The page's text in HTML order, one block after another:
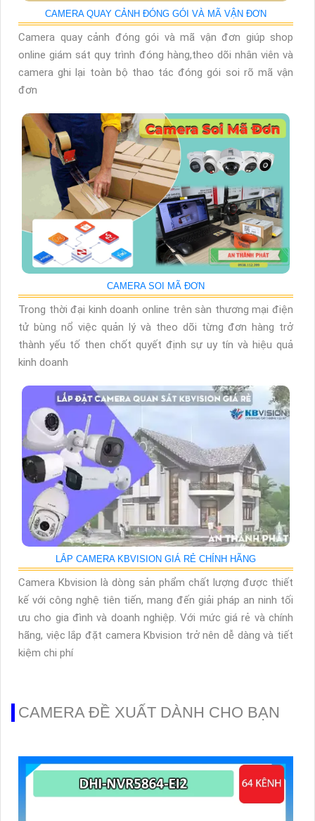
CAMERA QUAY CẢNH ĐÓNG GÓI VÀ MÃ VẬN ĐƠN
Camera quay cảnh đóng gói và mã vận đơn giúp shop
online giám sát quy trình đóng hàng,theo dõi nhân viên và
camera ghi lại toàn bộ thao tác đóng gói soi rõ mã vận
đơn
CAMERA SOI MÃ ĐƠN
Trong thời đại kinh doanh online trên sàn thương mại điện
tử bùng nổ việc quản lý và theo dõi từng đơn hàng trở
thành yếu tố then chốt quyết định sự uy tín và hiệu quả
kinh doanh
LẮP CAMERA KBVISION GIÁ RẺ CHÍNH HÃNG
Camera Kbvision là dòng sản phẩm chất lượng được thiết
kế với công nghệ tiên tiến, mang đến giải pháp an ninh tối
ưu cho gia đình và doanh nghiệp. Với mức giá rẻ và chính
hãng, việc lắp đặt camera Kbvision trở nên dễ dàng và tiết
kiệm chi phí
CAMERA ĐỀ XUẤT DÀNH CHO BẠN